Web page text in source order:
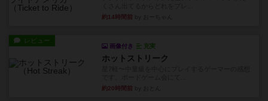
約14時間前
レビュー
画像付き 充実
ホットストリーク
約20時間前